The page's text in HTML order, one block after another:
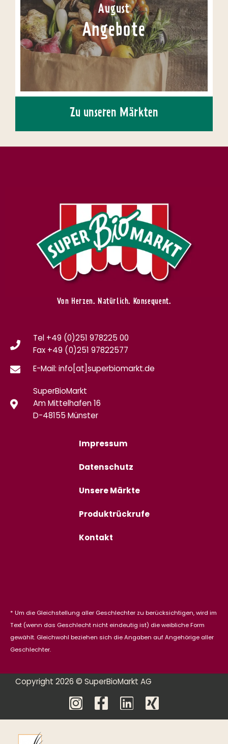
August
Angebote
Zu unseren Märkten
Von Herzen. Natürlich. Konsequent.
Tel +49 (0)251 978225 00
Fax +49 (0)251 97822577
E-Mail: info[at]superbiomarkt.de
SuperBioMarkt
Am Mittelhafen 16
D-48155 Münster
Impressum
Datenschutz
Unsere Märkte
Produktrückrufe
Kontakt
* Um die Gleichstellung aller Geschlechter zu berücksichtigen, wird im
Text (wenn das Geschlecht nicht eindeutig ist) die weibliche Form
gewählt. Gleichwohl beziehen sich die Angaben auf Angehörige aller
Geschlechter.
Copyright 2026 © SuperBioMarkt AG